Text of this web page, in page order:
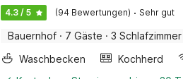
4.3 / 5 (94 Bewertungen) · Sehr gut
Bauernhof · 7 Gäste · 3 Schlafzimmer
Waschbecken
Kochherd